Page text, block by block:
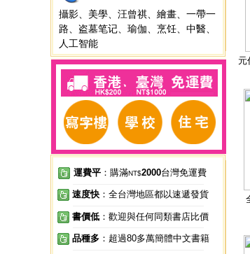
攝影
美學 汪曾祺 繪畫
一帶一
路
盗墓笔记 瑜伽 烹饪 中醫
人工智能
運費平 ：購滿NT$2000台灣免運費
速度快 ：全台灣地區都以速遞發貨
書價低 ：歡迎與任何同類書店比價
品種多 ：超過80多萬簡體中文書籍
元